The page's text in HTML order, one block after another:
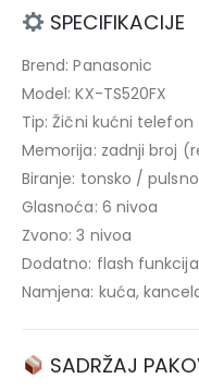
SPECIFIKACIJE
Brend: Panasonic
Model: KX-TS520FX
Tip: Žični kućni telefon
Memorija: zadnji broj
Biranje: tonsko / pulsno
Glasnoća: 6 nivoa
Zvono: 3 nivoa
Dodatno: flash
Namjena: kuća,
SADRŽAJ